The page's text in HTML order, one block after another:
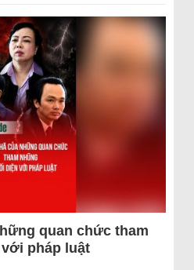
quan chức tham
pháp luật